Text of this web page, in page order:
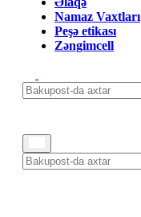
Namaz Vaxtları
Peşə etikası
Zəngimcell